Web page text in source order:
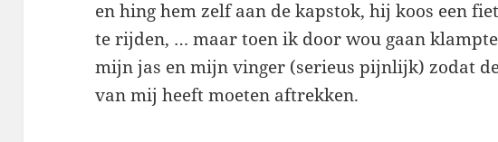
en hing hem zelf aan de kapstok, hij koos een
te rijden, … maar toen ik door wou gaan
mijn jas en mijn vinger (serieus pijnlijk) zodat
van mij heeft moeten aftrekken.